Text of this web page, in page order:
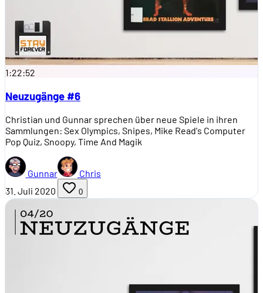
1:22:52
Neuzugänge #6
Christian und Gunnar sprechen über neue Spiele in ihren
Sammlungen: Sex Olympics, Snipes, Mike Read's Computer
Pop Quiz, Snoopy, Time And Magik
Gunnar
Chris
31. Juli 2020
0